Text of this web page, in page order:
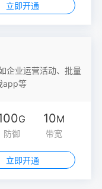
立即开通
企业运营活动、批量
app等
G
防御
10M
带宽
立即开通